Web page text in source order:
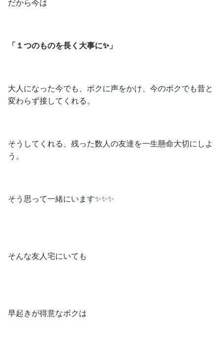
「１つのものを長く大事に✨」
大人になった今でも、ボクに声をかけ、今のボクでも昔と
変わらず接してくれる。
そうしてくれる、残った数人の友達を一生懸命大切にしよ
う。
そう思って一緒にいます✨✨✨
そんな友人宅にいても
早起きが得意なボクは